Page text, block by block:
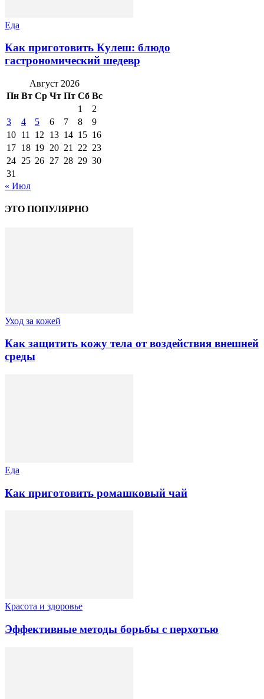
Еда
Как приготовить Кулеш: блюдо
гастрономический шедевр
Август 2026
Пн Вт Ср Чт Пт Сб Вс
1
2
3
4 5 6 7 8
9
10 11 12 13 14 15 16
17 18 19 20 21 22 23
24 25 26 27 28 29 30
31
« Июл
ЭТО ПОПУЛЯРНО
Уход за кожей
Как защитить кожу тела от воздействия внешней
среды
Еда
Как приготовить ромашковый чай
Красота и здоровье
Эффективные методы борьбы с перхотью